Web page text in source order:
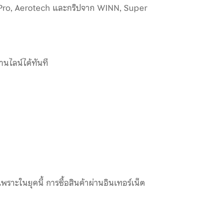
Aerotech และกริปจาก WINN, Super
นไลน์ได้ทันที
ราะในยุคนี้ การซื้อสินค้าผ่านอินเทอร์เน็ต